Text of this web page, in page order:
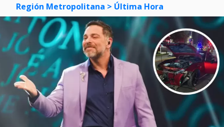
Región Metropolitana > Última Hora